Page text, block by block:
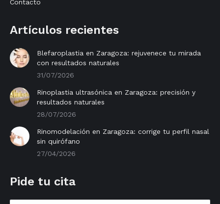
Contacto
Artículos recientes
Blefaroplastia en Zaragoza: rejuvenece tu mirada
con resultados naturales
31/07/2026
Rinoplastia ultrasónica en Zaragoza: precisión y
resultados naturales
28/07/2026
Rinomodelación en Zaragoza: corrige tu perfil nasal
sin quirófano
27/04/2026
Pide tu cita